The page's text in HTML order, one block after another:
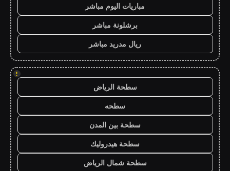
مباريات اليوم مباشر
برشلونة مباشر
ريال مدريد مباشر
!
سطحة الرياض
سطحه
سطحة بين المدن
سطحة هيدروليك
سطحة شمال الرياض